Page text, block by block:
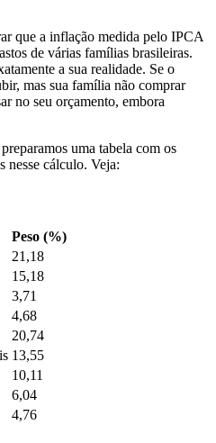
que a inflação medida pelo IPCA
de várias famílias brasileiras.
a sua realidade. Se o
mas sua família não comprar
no seu orçamento, embora
preparamos uma tabela com os
nesse cálculo. Veja:
Peso (%)
21,18
15,18
3,71
4,68
20,74
13,55
10,11
6,04
4,76